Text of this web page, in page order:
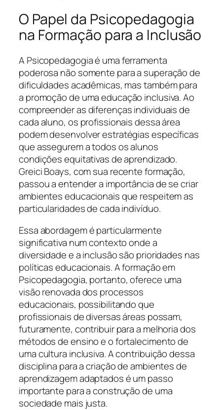
O Papel da Psicopedagogia
na Formação para a Inclusão
A Psicopedagogia é uma ferramenta
poderosa não somente para a superação de
dificuldades acadêmicas, mas também para
a promoção de uma educação inclusiva. Ao
compreender as diferenças individuais de
cada aluno, os profissionais dessa área
podem desenvolver estratégias específicas
que assegurem a todos os alunos
condições equitativas de aprendizado.
Greici Boays, com sua recente formação,
passou a entender a importância de se criar
ambientes educacionais que respeitem as
particularidades de cada indivíduo.
Essa abordagem é particularmente
significativa num contexto onde a
diversidade e a inclusão são prioridades nas
políticas educacionais. A formação em
Psicopedagogia, portanto, oferece uma
visão renovada dos processos
educacionais, possibilitando que
profissionais de diversas áreas possam,
futuramente, contribuir para a melhoria dos
métodos de ensino e o fortalecimento de
uma cultura inclusiva. A contribuição dessa
disciplina para a criação de ambientes de
aprendizagem adaptados é um passo
importante para a construção de uma
sociedade mais justa.